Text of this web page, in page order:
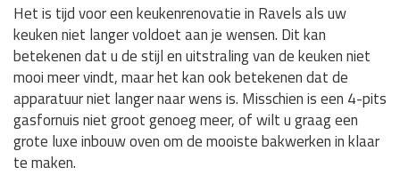
Het is tijd voor een keukenrenovatie in Ravels als uw
keuken niet langer voldoet aan je wensen. Dit kan
betekenen dat u de stijl en uitstraling van de keuken niet
mooi meer vindt, maar het kan ook betekenen dat de
apparatuur niet langer naar wens is. Misschien is een 4-pits
gasfornuis niet groot genoeg meer, of wilt u graag een
grote luxe inbouw oven om de mooiste bakwerken in klaar
te maken.